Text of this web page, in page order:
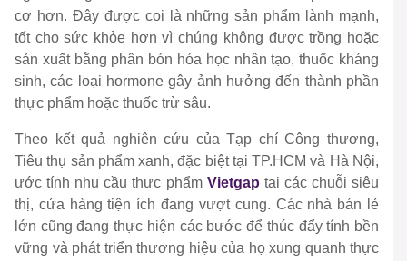
cơ hơn. Đây được coi là những sản phẩm lành mạnh,
tốt cho sức khỏe hơn vì chúng không được trồng hoặc
sản xuất bằng phân bón hóa học nhân tạo, thuốc kháng
sinh, các loại hormone gây ảnh hưởng đến thành phần
thực phẩm hoặc thuốc trừ sâu.
Theo kết quả nghiên cứu của Tạp chí Công thương,
Tiêu thụ sản phẩm xanh, đặc biệt tại TP.HCM và Hà Nội,
ước tính nhu cầu thực phẩm Vietgap tại các chuỗi siêu
thị, cửa hàng tiện ích đang vượt cung. Các nhà bán lẻ
lớn cũng đang thực hiện các bước để thúc đẩy tính bền
vững và phát triển thương hiệu của họ xung quanh thực